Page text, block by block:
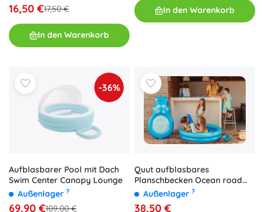
16,50 €17,50 €
In den Warenkorb
In den Warenkorb
-36%
Aufblasbarer Pool mit Dach
Swim Center Canopy Lounge
Außenlager ?
69,90 €109,00 €
Quut aufblasbares
Planschbecken Ocean road
120 cm
Außenlager ?
38,50 €